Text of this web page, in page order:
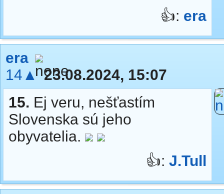
👍: era
era
14▲ 23.08.2024, 15:07
15. Ej veru, nešťastím
Slovenska sú jeho
obyvatelia.
👍: J.Tull